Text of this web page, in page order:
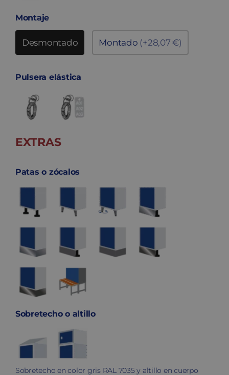
Montaje
Desmontado Montado (+28,07 €)
Pulsera elástica
EXTRAS
Patas o zócalos
Sobretecho o altillo
Sobretecho en color gris RAL 7035 y altillo en cuerpo